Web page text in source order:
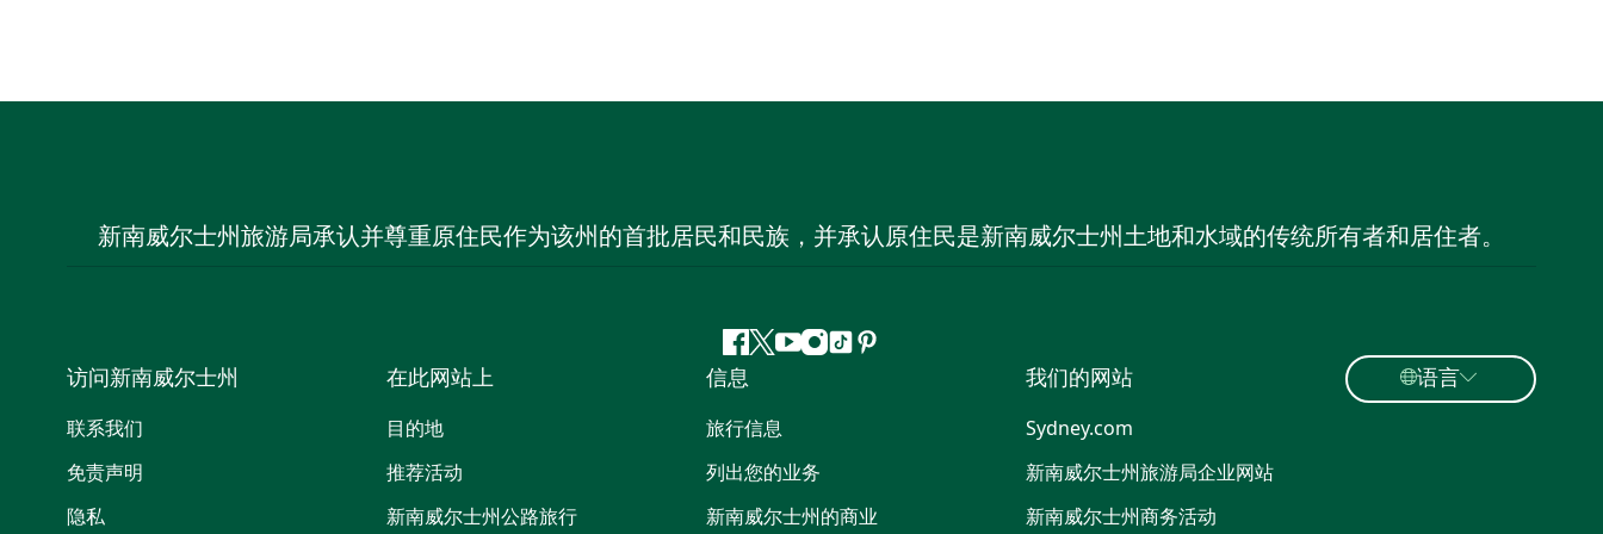
新南威尔士州旅游局承认并尊重原住民作为该州的首批居民和民族，并承认原住民是新南威尔士州土地和水域的传统所有者和居住者。
Facebook
叽
喳
喳
YouTube
Instagram
抖 Pinterest
访问新南威尔士州
联系我们
免责声明
隐私
在此网站上
目的地
推荐活动
新南威尔士州公路旅行
信息
旅行信息
列出您的业务
新南威尔士州的商业
我们的网站
Sydney.com
新南威尔士州旅游局企业网站
新南威尔士州商务活动
语言